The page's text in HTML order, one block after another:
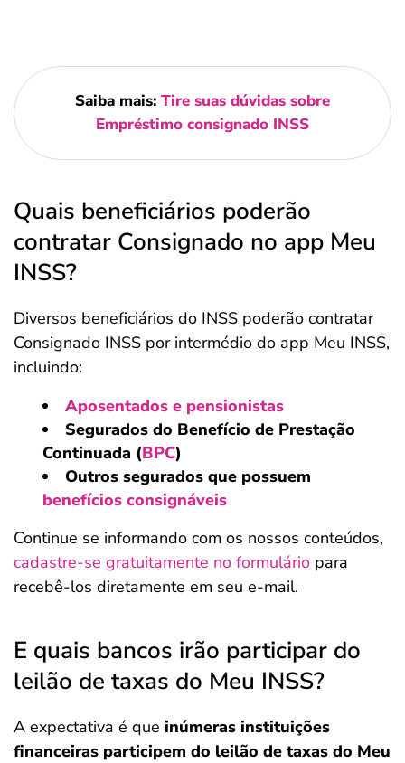
Saiba mais: Tire suas dúvidas sobre
Empréstimo consignado INSS
Quais beneficiários poderão
contratar Consignado no app Meu
INSS?
Diversos beneficiários do INSS poderão contratar
Consignado INSS por intermédio do app Meu INSS,
incluindo:
Aposentados e pensionistas
Segurados do Benefício de Prestação
Continuada (BPC)
Outros segurados que possuem
benefícios consignáveis
Continue se informando com os nossos conteúdos,
cadastre-se gratuitamente no formulário para
recebê-los diretamente em seu e-mail.
E quais bancos irão participar do
leilão de taxas do Meu INSS?
A expectativa é que inúmeras instituições
financeiras participem do leilão de taxas do Meu